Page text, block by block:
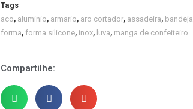
Tags
aco, aluminio, armario, aro cortador, assadeira, bandeja
forma, forma silicone, inox, luva, manga de confeiteiro
Compartilhe: